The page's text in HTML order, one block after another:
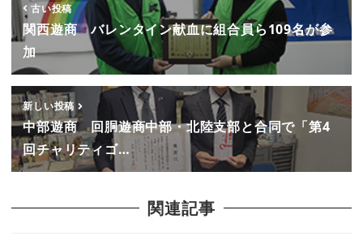
古い投稿
関西遊商 バレンタイン献血に組合員ら109名が参
加
新しい投稿
中部遊商 回胴遊商中部・北陸支部と合同で「第4
回チャリティゴ…
関連記事